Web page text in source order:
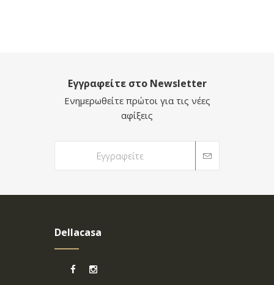
Εγγραφείτε στο Newsletter
Ενημερωθείτε πρώτοι για τις νέες
αφίξεις
Dellacasa